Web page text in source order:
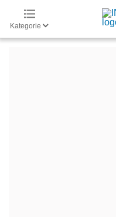
Kategorie